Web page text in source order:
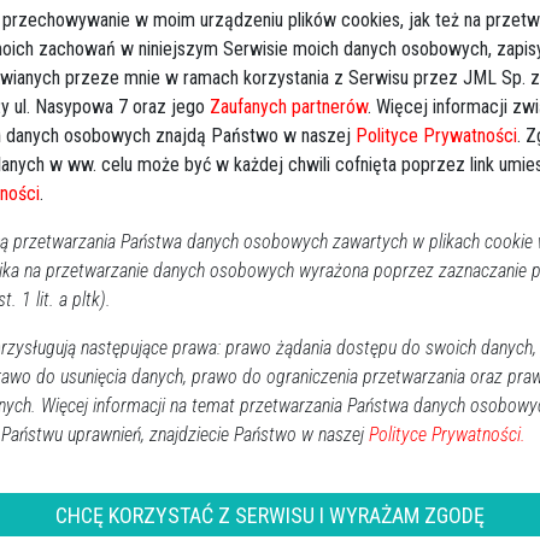
ulicy Psarskiego w Ostrołęce zgłoszono około
instalacji. Szczęśliwie nikt z domowników nie
JRG PSP Ostrołęka.
W akcji gaśniczej udział brał zastęp strażaków
News.
Obserwuj w Google News
w moim urządzeniu plików cookies, jak też na
zachowań w niniejszym Serwisie moich danych osobowych,
przeze mnie w ramach korzystania z Serwisu przez JML Sp.
ul. Nasypowa 7 oraz jego Zaufanych partnerów. Więcej informacji
osobowych znajdą Państwo w naszej Polityce Prywatności.
w ww. celu może być w każdej chwili cofnięta poprzez link
.
przetwarzania Państwa danych osobowych zawartych w plikach cookie
na przetwarzanie danych osobowych wyrażona poprzez zaznaczanie
1 lit. a pltk).
następujące prawa: prawo żądania dostępu do swoich
do usunięcia danych, prawo do ograniczenia przetwarzania oraz
Więcej informacji na temat przetwarzania Państwa danych
uprawnień, znajdziecie Państwo w naszej Polityce Prywatności.
CHCĘ KORZYSTAĆ Z SERWISU I WYRAŻAM ZGODĘ